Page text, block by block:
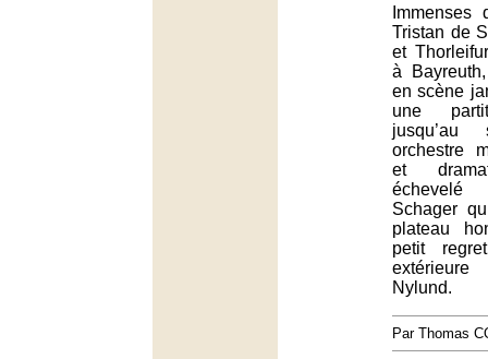
Immenses
Tristan de
et
à
en scène
une
orchestre
et
Schager
plateau
petit
Nylund.
Par Thomas